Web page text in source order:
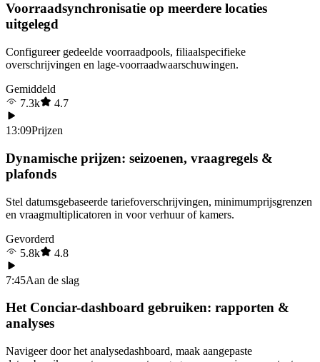
Voorraadsynchronisatie op meerdere locaties
uitgelegd
Configureer gedeelde voorraadpools, filiaalspecifieke
overschrijvingen en lage-voorraadwaarschuwingen.
Gemiddeld
7.3k
4.7
13:09Prijzen
Dynamische prijzen: seizoenen, vraagregels &
plafonds
Stel datumsgebaseerde tariefoverschrijvingen, minimumprijsgrenzen
en vraagmultiplicatoren in voor verhuur of kamers.
Gevorderd
5.8k
4.8
7:45Aan de slag
Het Conciar-dashboard gebruiken: rapporten &
analyses
Navigeer door het analysedashboard, maak aangepaste